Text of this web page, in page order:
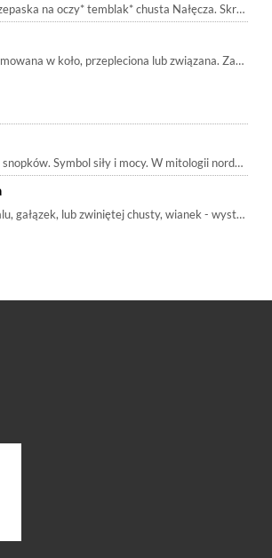
Inne nazwy: Jaziora, Jeziora,
Kaszubski, Kącki, Kobuzowski, Korytkowski,
na oczy* temblak* chusta Nałęcza.
w koło, przepleciona lub związana.
Symbol siły i mocy. W mitologii nordyckiej
gałązek, lub zwiniętej chusty, wianek -